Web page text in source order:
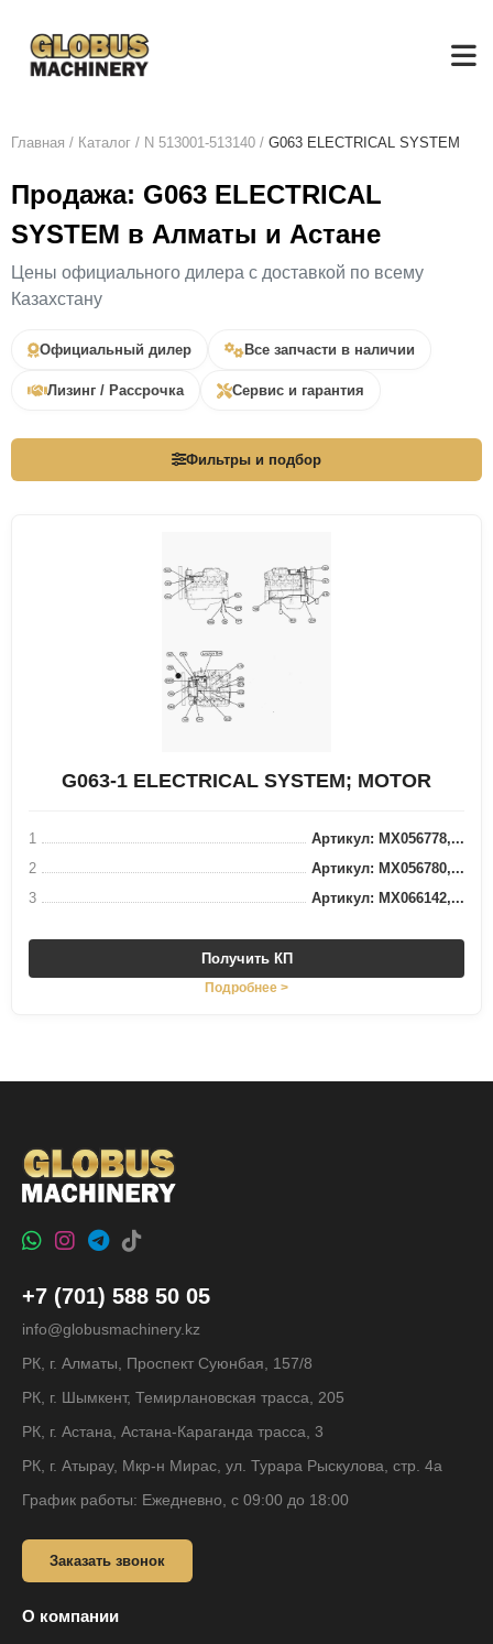
Главная / Каталог / N 513001-513140 / G063 ELECTRICAL SYSTEM
Продажа: G063 ELECTRICAL
SYSTEM в Алматы и Астане
Цены официального дилера с доставкой по всему
Казахстану
Официальный дилер Все запчасти в наличии
Лизинг / Рассрочка Сервис и гарантия
Фильтры и подбор
G063-1 ELECTRICAL SYSTEM; MOTOR
1
Артикул: MX056778,...
2
Артикул: MX056780,...
3
Артикул: MX066142,...
Получить КП
Подробнее >
+7 (701) 588 50 05
info@globusmachinery.kz
РК, г. Алматы, Проспект Суюнбая, 157/8
РК, г. Шымкент, Темирлановская трасса, 205
РК, г. Астана, Астана-Караганда трасса, 3
РК, г. Атырау, Мкр-н Мирас, ул. Турара Рыскулова, стр. 4а
График работы: Ежедневно, с 09:00 до 18:00
Заказать звонок
О компании